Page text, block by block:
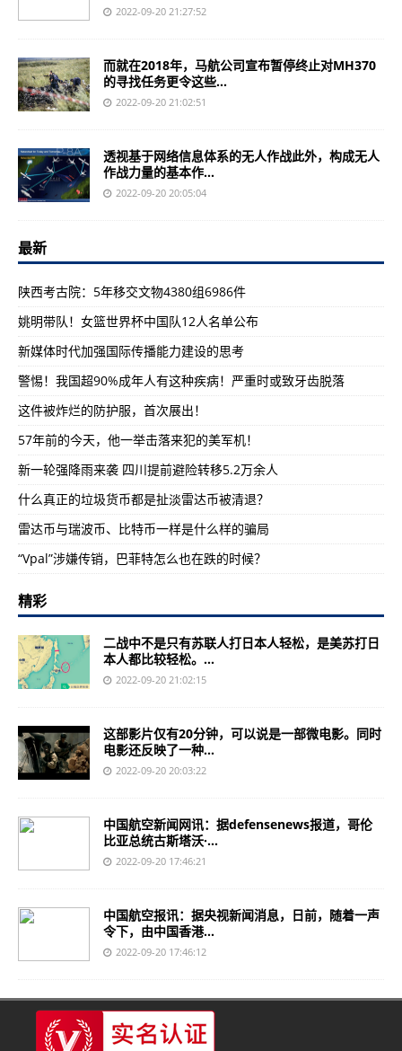
2022-09-20 21:27:52
而就在2018年，马航公司宣布暂停终止对MH370
的寻找任务更令这些...
2022-09-20 21:02:51
透视基于网络信息体系的无人作战此外，构成无人
作战力量的基本作...
2022-09-20 20:05:04
最新
陕西考古院：5年移交文物4380组6986件
姚明带队！女篮世界杯中国队12人名单公布
新媒体时代加强国际传播能力建设的思考
警惕！我国超90%成年人有这种疾病！严重时或致牙齿脱落
这件被炸烂的防护服，首次展出！
57年前的今天，他一举击落来犯的美军机！
新一轮强降雨来袭 四川提前避险转移5.2万余人
什么真正的垃圾货币都是扯淡雷达币被清退？
雷达币与瑞波币、比特币一样是什么样的骗局
“Vpal”涉嫌传销，巴菲特怎么也在跌的时候？
精彩
二战中不是只有苏联人打日本人轻松，是美苏打日
本人都比较轻松。...
2022-09-20 21:02:15
这部影片仅有20分钟，可以说是一部微电影。同时
电影还反映了一种...
2022-09-20 20:03:22
中国航空新闻网讯：据defensenews报道，哥伦
比亚总统古斯塔沃·...
2022-09-20 17:46:21
中国航空报讯：据央视新闻消息，日前，随着一声
令下，由中国香港...
2022-09-20 17:46:12